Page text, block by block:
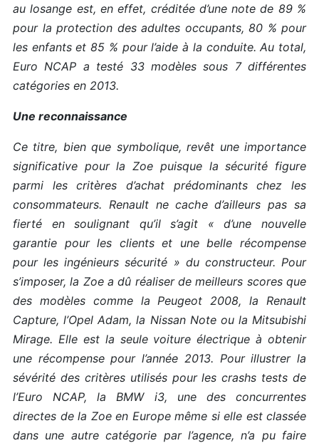
au losange est, en effet, créditée d’une note de 89 %
pour la protection des adultes occupants, 80 % pour
les enfants et 85 % pour l’aide à la conduite. Au total,
Euro NCAP a testé 33 modèles sous 7 différentes
catégories en 2013.
Une reconnaissance
Ce titre, bien que symbolique, revêt une importance
significative pour la Zoe puisque la sécurité figure
parmi les critères d’achat prédominants chez les
consommateurs. Renault ne cache d’ailleurs pas sa
fierté en soulignant qu’il s’agit « d’une nouvelle
garantie pour les clients et une belle récompense
pour les ingénieurs sécurité » du constructeur. Pour
s’imposer, la Zoe a dû réaliser de meilleurs scores que
des modèles comme la Peugeot 2008, la Renault
Capture, l’Opel Adam, la Nissan Note ou la Mitsubishi
Mirage. Elle est la seule voiture électrique à obtenir
une récompense pour l’année 2013. Pour illustrer la
sévérité des critères utilisés pour les crashs tests de
l’Euro NCAP, la BMW i3, une des concurrentes
directes de la Zoe en Europe même si elle est classée
dans une autre catégorie par l’agence, n’a pu faire